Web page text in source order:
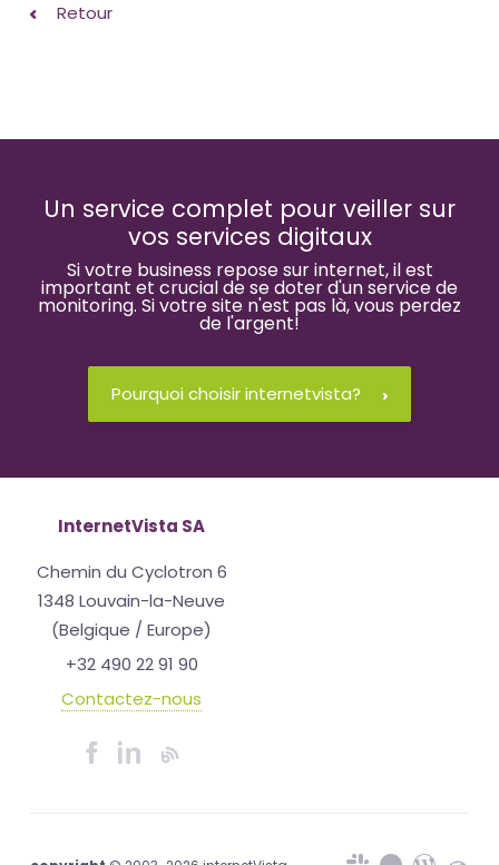
Retour
Un service complet pour veiller sur
vos services digitaux
Si votre business repose sur internet, il est
important et crucial de se doter d'un service de
monitoring. Si votre site n'est pas là, vous perdez
de l'argent!
Pourquoi choisir internetvista?
InternetVista SA
Chemin du Cyclotron 6
1348 Louvain-la-Neuve
(Belgique / Europe)
+32 490 22 91 90
Contactez-nous